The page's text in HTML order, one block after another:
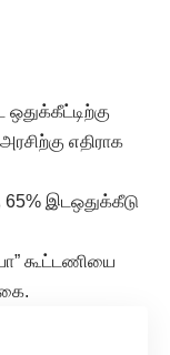
ஒதுக்கீட்டிற்கு
எதிராக
65% இடஒதுக்கீடு
கூட்டணியை